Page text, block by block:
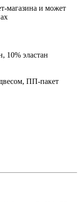
магазина и может
10% эластан
ПП-пакет